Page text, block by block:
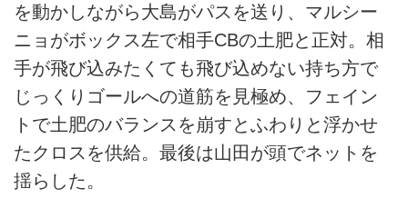
を動かしながら大島がパスを送り、マルシー
ニョがボックス左で相手CBの土肥と正対。相
手が飛び込みたくても飛び込めない持ち方で
じっくりゴールへの道筋を見極め、フェイン
トで土肥のバランスを崩すとふわりと浮かせ
たクロスを供給。最後は山田が頭でネットを
揺らした。